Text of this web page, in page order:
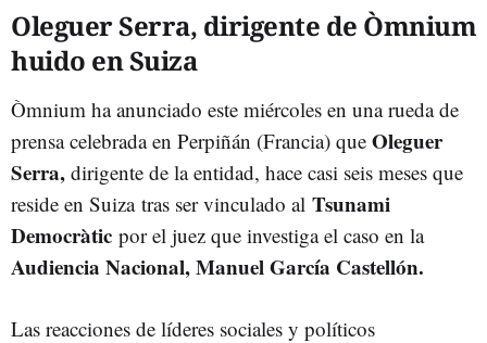
Oleguer Serra, dirigente de Òmnium
huido en Suiza
Òmnium ha anunciado este miércoles en una rueda de
prensa celebrada en Perpiñán (Francia) que Oleguer
Serra, dirigente de la entidad, hace casi seis meses que
reside en Suiza tras ser vinculado al Tsunami
Democràtic por el juez que investiga el caso en la
Audiencia Nacional, Manuel García Castellón.
Las reacciones de líderes sociales y políticos